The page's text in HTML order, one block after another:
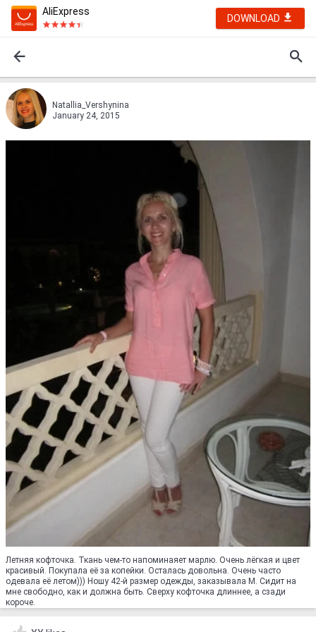
AliExpress
DOWNLOAD
Natallia_Vershynina
January 24, 2015
Летняя кофточка. Ткань чем-то напоминаяет марлю. Очень лёгкая и цвет
красивый. Покупала её за копейки. Осталась довольна. Очень часто
одевала её летом))) Ношу 42-й размер одежды, заказывала M. Сидит на
мне свободно, как и должна быть. Сверху кофточка длиннее, а сзади
короче.